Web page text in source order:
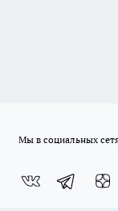
Мы в социальных